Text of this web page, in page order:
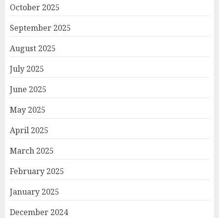
October 2025
September 2025
August 2025
July 2025
June 2025
May 2025
April 2025
March 2025
February 2025
January 2025
December 2024